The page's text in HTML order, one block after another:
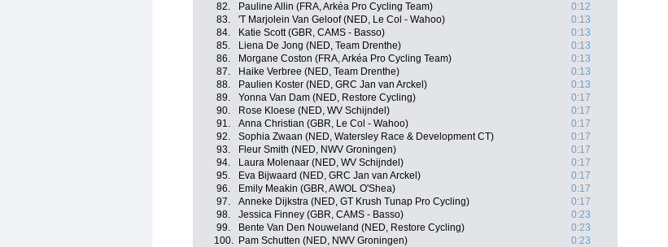
82.
Pauline Allin (FRA, Arkéa Pro Cycling Team)
0:12
83.
'T Marjolein Van Geloof (NED, Le Col - Wahoo)
0:13
84.
Katie Scott (GBR, CAMS - Basso)
0:13
85.
Liena De Jong (NED, Team Drenthe)
0:13
86.
Morgane Coston (FRA, Arkéa Pro Cycling Team)
0:13
87.
Haike Verbree (NED, Team Drenthe)
0:13
88.
Paulien Koster (NED, GRC Jan van Arckel)
0:13
89.
Yonna Van Dam (NED, Restore Cycling)
0:17
90.
Rose Kloese (NED, WV Schijndel)
0:17
91.
Anna Christian (GBR, Le Col - Wahoo)
0:17
92.
Sophia Zwaan (NED, Watersley Race & Development CT)
0:17
93.
Fleur Smith (NED, NWV Groningen)
0:17
94.
Laura Molenaar (NED, WV Schijndel)
0:17
95.
Eva Bijwaard (NED, GRC Jan van Arckel)
0:17
96.
Emily Meakin (GBR, AWOL O'Shea)
0:17
97.
Anneke Dijkstra (NED, GT Krush Tunap Pro Cycling)
0:17
98.
Jessica Finney (GBR, CAMS - Basso)
0:23
99.
Bente Van Den Nouweland (NED, Restore Cycling)
0:23
100.
Pam Schutten (NED, NWV Groningen)
0:23